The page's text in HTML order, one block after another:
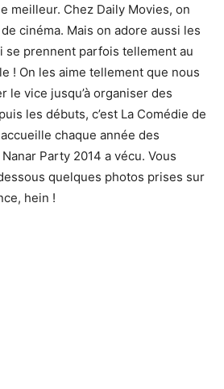
meilleur. Chez Daily Movies, on
cinéma. Mais on adore aussi les
se prennent parfois tellement au
! On les aime tellement que nous
le vice jusqu’à organiser des
les débuts, c’est La Comédie de
chaque année des
Nanar Party 2014 a vécu. Vous
quelques photos prises sur
hein !